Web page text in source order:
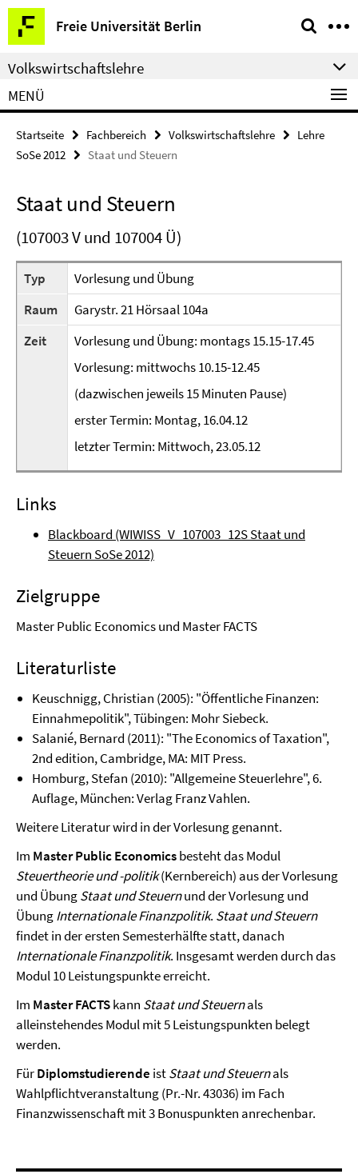
Springe
direkt
zu
Inhalt
Freie Universität Berlin
Service-
Navigation
Volkswirtschaftslehre
MENÜ
Startseite Fachbereich Volkswirtschaftslehre
Lehre
SoSe 2012
Staat und Steuern
Staat und Steuern
(107003 V und 107004 Ü)
Typ
Vorlesung und Übung
Raum
Garystr. 21 Hörsaal 104a
Zeit
Vorlesung und Übung: montags 15.15-17.45
Vorlesung: mittwochs 10.15-12.45
(dazwischen jeweils 15 Minuten Pause)
erster Termin: Montag, 16.04.12
letzter Termin: Mittwoch, 23.05.12
Links
Blackboard (WIWISS_V_107003_12S Staat und
Steuern SoSe 2012)
Zielgruppe
Master Public Economics und Master FACTS
Literaturliste
Keuschnigg, Christian (2005): "Öffentliche Finanzen:
Einnahmepolitik", Tübingen: Mohr Siebeck.
Salanié, Bernard (2011): "The Economics of Taxation",
2nd edition, Cambridge, MA: MIT Press.
Homburg, Stefan (2010): "Allgemeine Steuerlehre", 6.
Auflage, München: Verlag Franz Vahlen.
Weitere Literatur wird in der Vorlesung genannt.
Im Master Public Economicsbesteht das Modul
Steuertheorie und -politik(Kernbereich) aus der Vorlesung
und ÜbungStaat und Steuernund der Vorlesung und
ÜbungInternationale Finanzpolitik. Staat und Steuern
findet in der ersten Semesterhälfte statt, danach
Internationale Finanzpolitik. Insgesamt werden durch das
Modul 10 Leistungspunkte erreicht.
Im Master FACTSkann Staat und Steuernals
alleinstehendes Modul mit 5 Leistungspunkten belegt
werden.
FürDiplomstudierende istStaat und Steuernals
Wahlpflichtveranstaltung (Pr.-Nr. 43036) im Fach
Finanzwissenschaft mit 3 Bonuspunkten anrechenbar.